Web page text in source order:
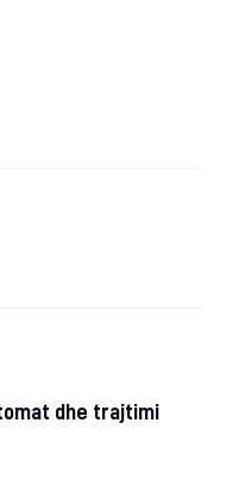
dhe trajtimi